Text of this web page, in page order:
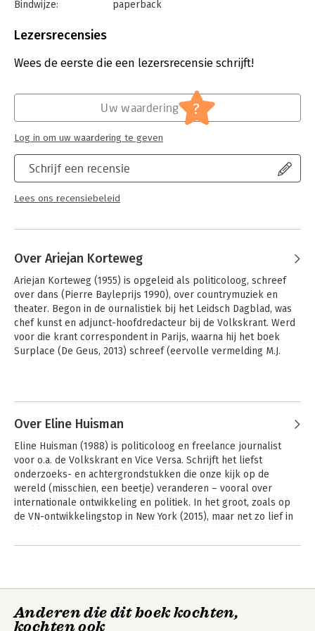
Bindwijze:
paperback
Uitgever:
Verschijningsdatum:
24-12-2025
Mens en maatschappij
Lezersrecensies
Wees de eerste die een lezersrecensie schrijft!
Schrijf een recensie
Lees ons recensiebeleid
Uw waardering ?
Log in om uw waardering te geven
Over Ariejan Korteweg
Ariejan Korteweg (1955) is opgeleid als politicoloog, schreef
over dans (Pierre Bayleprijs 1990), over countrymuziek en
theater. Begon in de ournalistiek bij het Leidsch Dagblad, was
chef kunst en adjunct-hoofdredacteur bij de Volkskrant. Werd
voor die krant correspondent in Parijs, waarna hij het boek
Surplace (De Geus, 2013) schreef (eervolle vermelding M.J.
Lobbyland Het Haagse moeras
Over Eline Huisman
Eline Huisman (1988) is politicoloog en freelance journalist
voor o.a. de Volkskrant en Vice Versa. Schrijft het liefst
onderzoeks- en achtergrondstukken die onze kijk op de
wereld (misschien, een beetje) veranderen – vooral over
internationale ontwikkeling en politiek. In het groot, zoals op
de VN-ontwikkelingstop in New York (2015), maar net zo lief in
een tv-serie verdienen. Vanaf dit najaar schrijft ze vanuit haar
Anderen die dit boek kochten,
kochten ook